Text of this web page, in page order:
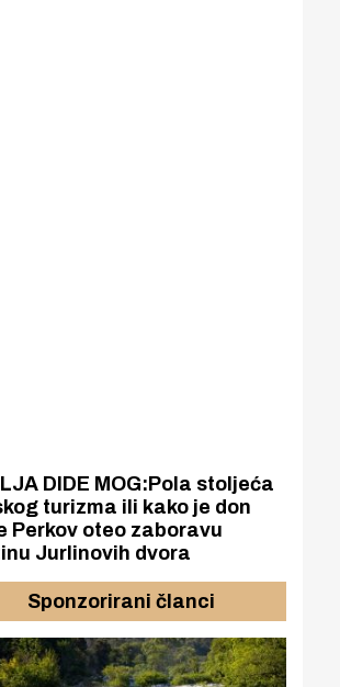
DIDE MOG:Pola stoljeća
turizma ili kako je don
Perkov oteo zaboravu
Jurlinovih dvora
Sponzorirani članci